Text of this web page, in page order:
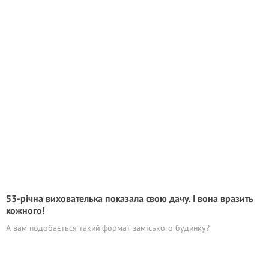
53-річна вихователька показала свою дачу. І вона вразить
кожного!
А вам подобається такий формат заміського будинку?